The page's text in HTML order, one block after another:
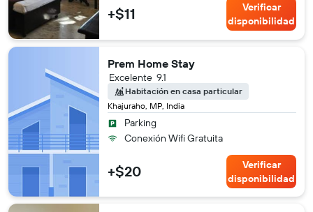
+$11
Verificar
disponibilidad
Prem Home Stay
Khajuraho, MP, India
9.1
Excelente
Habitación en casa particular
Parking
Conexión Wifi Gratuita
+$20
Verificar
disponibilidad